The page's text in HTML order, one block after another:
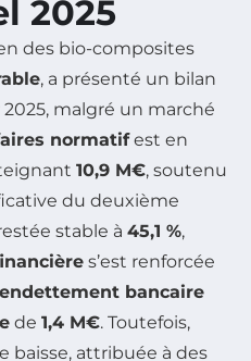
2025
des bio-composites
, a présenté un bilan
malgré un marché
normatifest en
10,9 M€, soutenu
du deuxième
stable à 45,1 %,
s’est renforcée
endettement bancaire
de 1,4 M€. Toutefois,
baisse, attribuée à des